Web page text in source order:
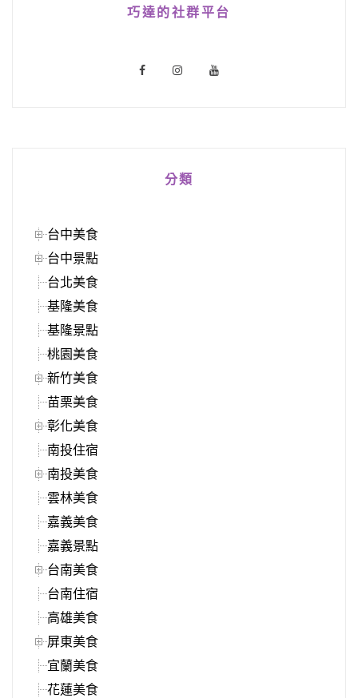
巧達的社群平台
分類
台中美食
台中景點
台北美食
基隆美食
基隆景點
桃園美食
新竹美食
苗栗美食
彰化美食
南投住宿
南投美食
雲林美食
嘉義美食
嘉義景點
台南美食
台南住宿
高雄美食
屏東美食
宜蘭美食
花蓮美食